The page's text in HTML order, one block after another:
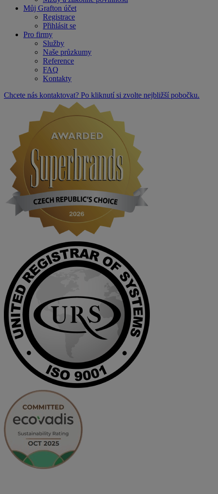
Můj Grafton účet
Registrace
Přihlásit se
Pro firmy
Služby
Naše průzkumy
Reference
FAQ
Kontakty
Chcete nás kontaktovat? Po kliknutí si zvolte nejbližší pobočku.